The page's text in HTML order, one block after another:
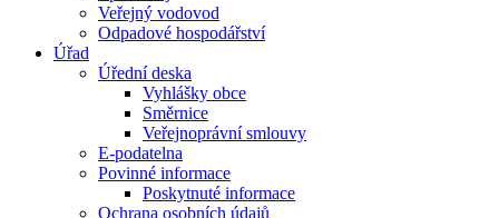
Veřejný vodovod
Odpadové hospodářství
Úřad
Úřední deska
Vyhlášky obce
Směrnice
Veřejnoprávní smlouvy
E-podatelna
Povinné informace
Poskytnuté informace
Ochrana osobních údajů